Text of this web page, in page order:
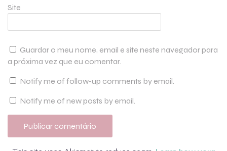
Site
Guardar o meu nome, email e site neste navegador para
a próxima vez que eu comentar.
Notify me of follow-up comments by email.
Notify me of new posts by email.